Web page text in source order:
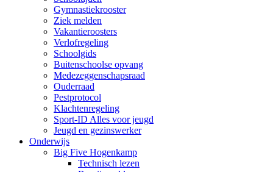
Gymnastiekrooster
Ziek melden
Vakantieroosters
Verlofregeling
Schoolgids
Buitenschoolse opvang
Medezeggenschapsraad
Ouderraad
Pestprotocol
Klachtenregeling
Sport-ID Alles voor jeugd
Jeugd en gezinswerker
Onderwijs
Big Five Hogenkamp
Technisch lezen